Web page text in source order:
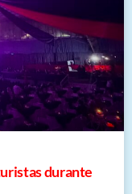
durante